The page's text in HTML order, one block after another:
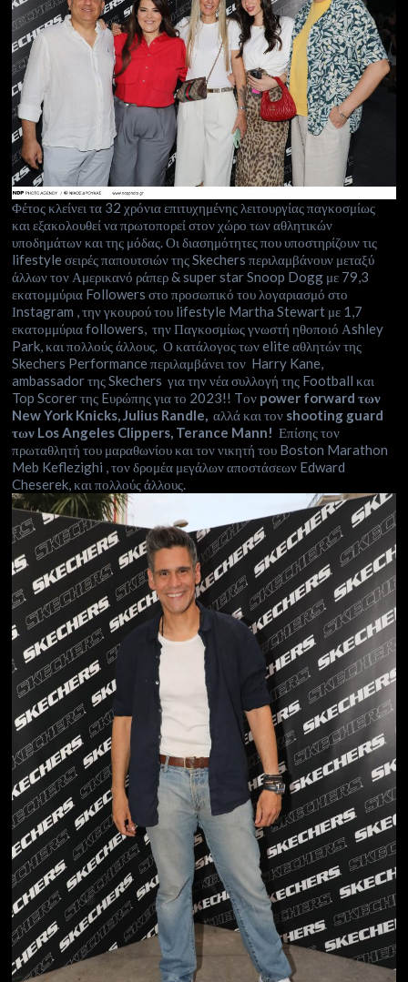
Φέτος κλείνει τα 32 χρόνια επιτυχημένης λειτουργίας παγκοσμίως
και εξακολουθεί να πρωτοπορεί στον χώρο των αθλητικών
υποδημάτων και της μόδας. Οι διασημότητες που υποστηρίζουν τις
lifestyle σειρές παπουτσιών της Skechers περιλαμβάνουν μεταξύ
άλλων τον Αμερικανό ράπερ & super star Snoop Dogg με 79,3
εκατομμύρια Followers στο προσωπικό του λογαριασμό στο
Ιnstagram , την γκουρού του lifestyle Martha Stewart με 1,7
εκατομμύρια followers, την Παγκοσμίως γνωστή ηθοποιό Αshley
Park, και πολλούς άλλους. Ο κατάλογος των elite αθλητών της
Skechers Performance περιλαμβάνει τον Harry Kane,
ambassador της Skechers για την νέα συλλογή της Football και
Top Scorer της Eυρώπης για το 2023!! Tον power forward των
New York Knicks, Julius Randle,αλλά και τον shooting guard
των Los Angeles Clippers, Terance Mann! Επίσης τον
πρωταθλητή του μαραθωνίου και τον νικητή του Boston Marathon
Meb Keflezighi , τον δρομέα μεγάλων αποστάσεων Edward
Cheserek, και πολλούς άλλους.